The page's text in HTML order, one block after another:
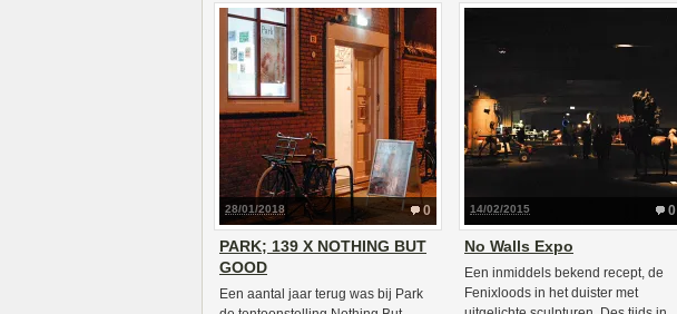
0
28/01/2018
PARK; 139 X NOTHING BUT
GOOD
Een aantal jaar terug was bij Park
0
14/02/2015
No Walls Expo
Een inmiddels bekend recept, de
Fenixloods in het duister met